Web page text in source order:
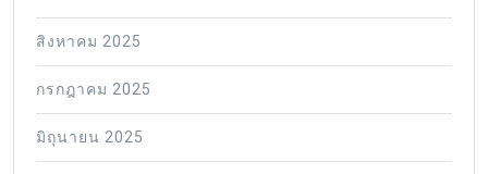
สิงหาคม 2025
กรกฎาคม 2025
มิถุนายน 2025